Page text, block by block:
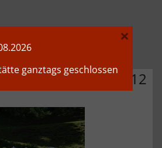
Gaense-12
ganztags geschlossen
×